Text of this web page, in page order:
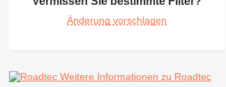
Änderung vorschlagen
Weitere Informationen zu Roadtec